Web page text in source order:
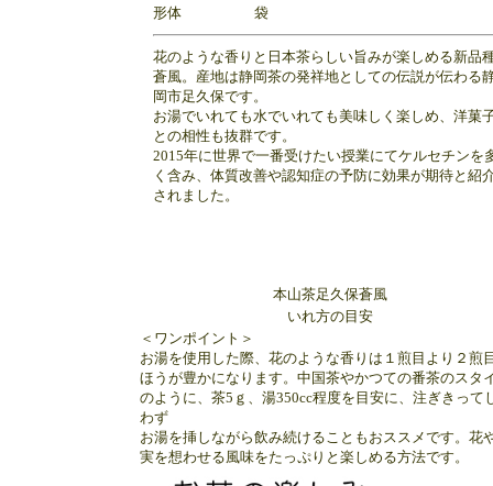
形体
袋
花のような香りと日本茶らしい旨みが楽しめる新品
蒼風。産地は静岡茶の発祥地としての伝説が伝わる
岡市足久保です。
お湯でいれても水でいれても美味しく楽しめ、洋菓
との相性も抜群です。
2015年に世界で一番受けたい授業にてケルセチンを
く含み、体質改善や認知症の予防に効果が期待と紹
されました。
本山茶足久保蒼風
いれ方の目安
＜ワンポイント＞
お湯を使用した際、花のような香りは１煎目より２煎
ほうが豊かになります。中国茶やかつての番茶のスタ
のように、茶5ｇ、湯350cc程度を目安に、注ぎきって
わず
お湯を挿しながら飲み続けることもおススメです。花
実を想わせる風味をたっぷりと楽しめる方法です。